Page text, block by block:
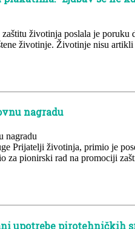
životinja poslala je poruku
životinje. Životinje nisu
nagradu
Prijatelji životinja, primio je
za pionirski rad na promociji
upotrebe pirotehničkih